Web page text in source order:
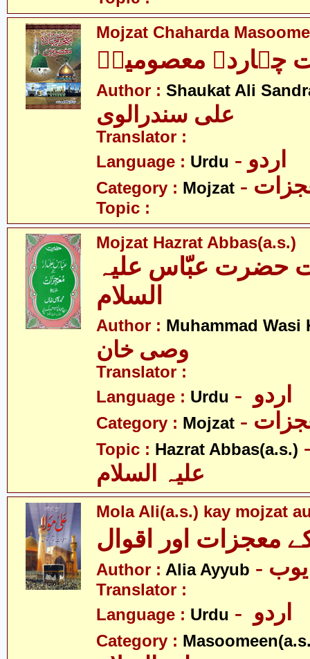
Mojzat Chaharda
چہاردہ معصومینؑ
Author : Shaukat Ali
علی سندرالوی
Translator :
Language : Urdu - اردو
Category : Mojzat
Topic :
Mojzat Hazrat Abbas(a.s.)
حضرت عبّاس علیہ
السلام
Author : Muhammad Wasi
وصی خان
Translator :
Language : Urdu
Category : Mojzat
Topic : Hazrat Abbas(a.s.)
علیہ السلام
Mola Ali(a.s.) kay mojzat
معجزات اور اقوال
Author : Alia Ayyub
Translator :
Language : Urdu
Category :